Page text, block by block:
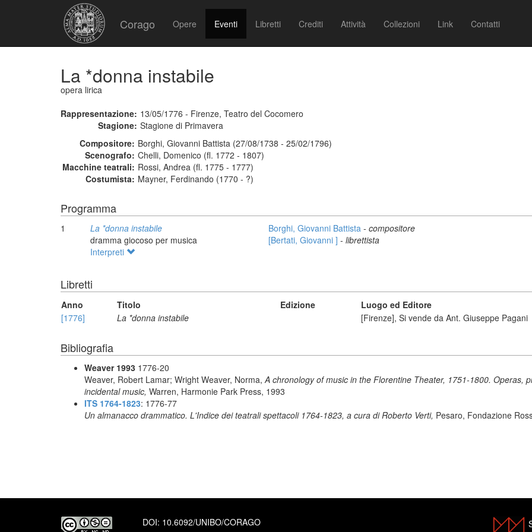
Corago Opere Eventi Libretti Crediti Attività Collezioni Link Contatti
La *donna instabile
opera lirica
Rappresentazione: 13/05/1776 - Firenze, Teatro del Cocomero
Stagione: Stagione di Primavera
Compositore: Borghi, Giovanni Battista (27/08/1738 - 25/02/1796)
Scenografo: Chelli, Domenico (fl. 1772 - 1807)
Macchine teatrali: Rossi, Andrea (fl. 1775 - 1777)
Costumista: Mayner, Ferdinando (1770 - ?)
Programma
1
La *donna instabile
dramma giocoso per musica
Borghi, Giovanni Battista - compositore
[Bertati, Giovanni ] - librettista
Interpreti
Libretti
Anno Titolo Edizione
Luogo ed Editore
[1776]
La *donna instabile [Firenze], Si vende da Ant. Giuseppe Pagani
Bibliografia
Weaver 1993 1776-20
Weaver, Robert Lamar; Wright Weaver, Norma,A chronology of music in the Florentine Theater, 1751-1800. Operas,
incidental music, Warren, Harmonie Park Press, 1993
ITS 1764-1823: 1776-77
Un almanacco drammatico. L'Indice dei teatrali spettacoli 1764-1823, a cura di Roberto Verti, Pesaro, Fondazione
DOI: 10.6092/UNIBO/CORAGO